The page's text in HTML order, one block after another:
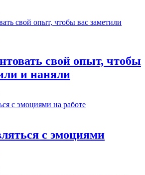
свой опыт, чтобы
и наняли
с эмоциями